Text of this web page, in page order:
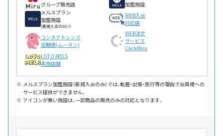
グループ販売店
加盟施設
メルスプラン
加盟施設
(新規入会のみ)※
WEB入会
対応店
コンタクトレンズ
定期便(ムータン)
WEB注文
サービス
ClickMiru
LOTO MELS
実施店舗
メルスプラン加盟施設（新規入会のみ）では、転居・出張・旅行等の理由で会員様への
サービス提供ができません。
アイコンが無い施設は、一部商品の販売のみの対応となります。